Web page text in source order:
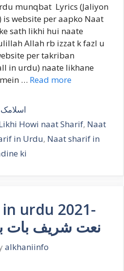
munqbat Lyrics (Jaliyon
website per aapko Naat
sath likhi hui naate
Allah rb izzat k fazl u
per takriban
in urdu) naate likhane
… Read more
اسلامک
Howi naat Sharif, Naat
in Urdu, Naat sharif in
ki
urdu 2021-
نعت شریف بات
alkhaniinfo